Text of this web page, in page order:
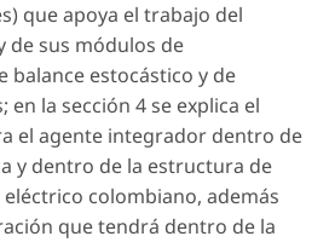
que apoya el trabajo del
de sus módulos de
balance estocástico y de
en la sección 4 se explica el
el agente integrador dentro de
y dentro de la estructura de
colombiano, además
que tendrá dentro de la